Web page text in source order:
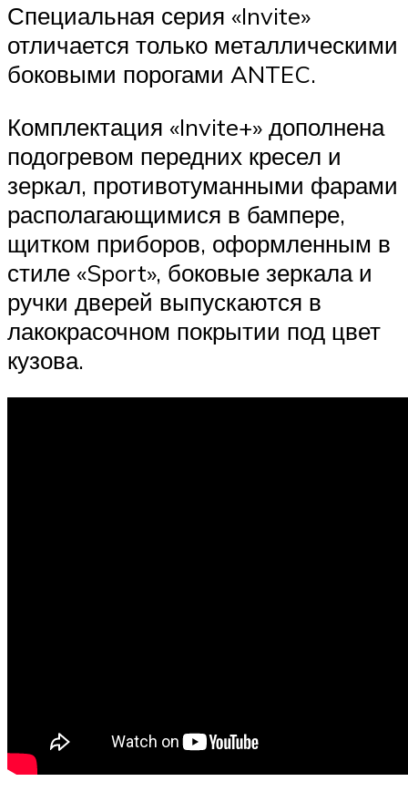
Специальная серия «Invite»
отличается только металлическими
боковыми порогами ANTEC.
Комплектация «Invite+» дополнена
подогревом передних кресел и
зеркал, противотуманными фарами
располагающимися в бампере,
щитком приборов, оформленным в
стиле «Sport», боковые зеркала и
ручки дверей выпускаются в
лакокрасочном покрытии под цвет
кузова.